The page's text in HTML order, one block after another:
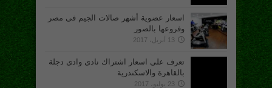
اسعار عضوية أشهر صالات الجيم فى مصر
وفروعها بالصور
13 أبريل، 2017
تعرف على اسعار اشتراك نادى وادى دجلة
بالقاهرة والاسكندرية
23 يوليو، 2017